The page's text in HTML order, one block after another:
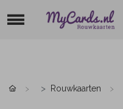
Rouwkaarten